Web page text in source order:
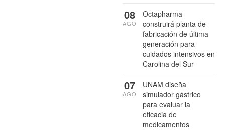
Octapharma
construirá planta de
fabricación de última
generación para
cuidados intensivos en
Carolina del Sur
08
AGO
UNAM diseña
simulador gástrico
para evaluar la
eficacia de
medicamentos
07
AGO